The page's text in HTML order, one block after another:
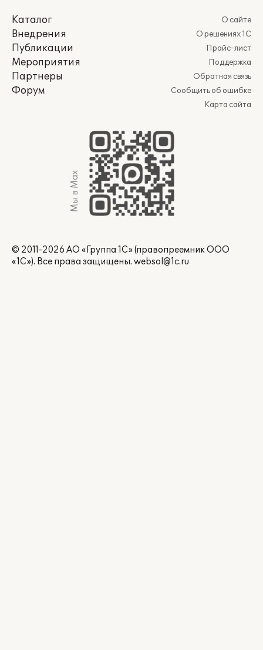
Каталог
Внедрения
Публикации
Мероприятия
Партнеры
Форум
О сайте
О решениях 1С
Прайс-лист
Поддержка
Обратная связь
Сообщить об ошибке
Карта сайта
Мы в Max
© 2011-2026 АО «Группа 1С» (правопреемник ООО
«1С»). Все права защищены. websol@1c.ru